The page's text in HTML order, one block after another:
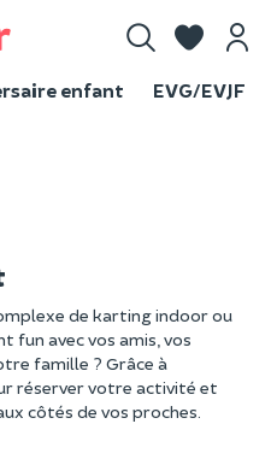
enfant EVG/EVJF
de karting indoor ou
fun avec vos amis, vos
famille ? Grâce à
réserver votre activité et
côtés de vos proches.